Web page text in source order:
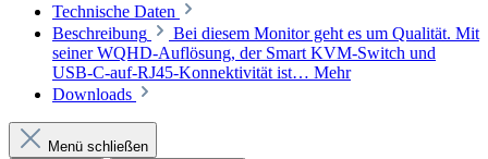
Technische Daten
Beschreibung
Bei diesem Monitor geht es um Qualität. Mit
seiner WQHD-Auflösung, der Smart KVM-Switch und
USB-C-auf-RJ45-Konnektivität ist… Mehr
Downloads
Menü schließen